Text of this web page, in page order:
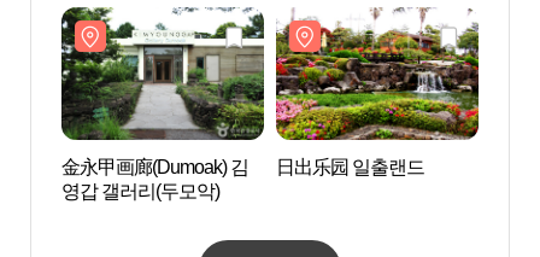
金永甲画廊(Dumoak) 김
영갑 갤러리(두모악)
日出乐园 일출랜드